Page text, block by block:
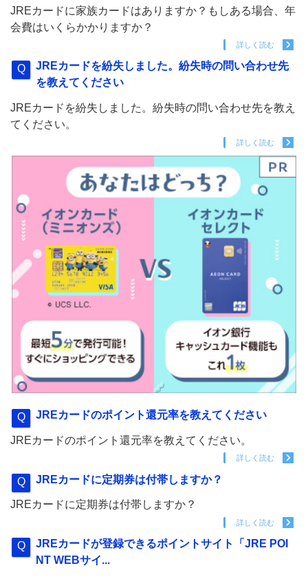
JREカードに家族カードはありますか？もしある場合、年
会費はいくらかかりますか？
詳しく読む
JREカードを紛失しました。紛失時の問い合わせ先
を教えてください
JREカードを紛失しました。紛失時の問い合わせ先を教え
てください。
詳しく読む
JREカードのポイント還元率を教えてください
JREカードのポイント還元率を教えてください。
詳しく読む
JREカードに定期券は付帯しますか？
JREカードに定期券は付帯しますか？
詳しく読む
JREカードが登録できるポイントサイト「JRE POI
NT WEBサイ...